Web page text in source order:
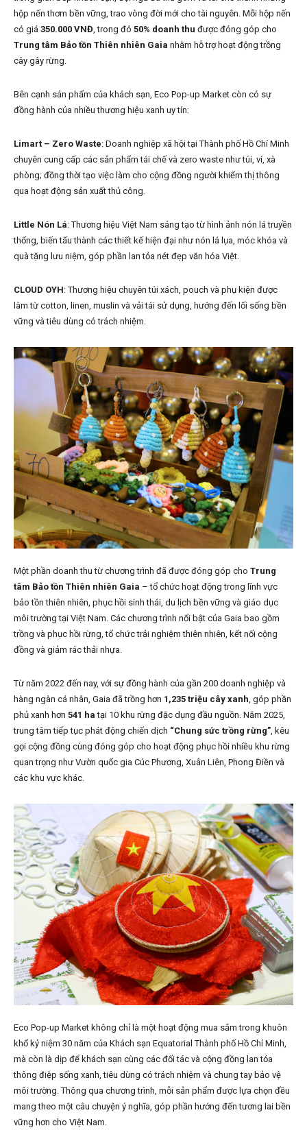
hộp nến thơm bền vững, trao vòng đời mới cho tài nguyên. Mỗi hộp nến
có giá 350.000 VNĐ, trong đó 50% doanh thu được đóng góp cho
Trung tâm Bảo tồn Thiên nhiên Gaia nhằm hỗ trợ hoạt động trồng
cây gây rừng.
Bên cạnh sản phẩm của khách sạn, Eco Pop-up Market còn có sự
đồng hành của nhiều thương hiệu xanh uy tín:
Limart – Zero Waste: Doanh nghiệp xã hội tại Thành phố Hồ Chí Minh
chuyên cung cấp các sản phẩm tái chế và zero waste như túi, ví, xà
phòng; đồng thời tạo việc làm cho cộng đồng người khiếm thị thông
qua hoạt động sản xuất thủ công.
Little Nón Lá: Thương hiệu Việt Nam sáng tạo từ hình ảnh nón lá truyền
thống, biến tấu thành các thiết kế hiện đại như nón lá lụa, móc khóa và
quà tặng lưu niệm, góp phần lan tỏa nét đẹp văn hóa Việt.
CLOUD OYH: Thương hiệu chuyên túi xách, pouch và phụ kiện được
làm từ cotton, linen, muslin và vải tái sử dụng, hướng đến lối sống bền
vững và tiêu dùng có trách nhiệm.
Một phần doanh thu từ chương trình đã được đóng góp cho Trung
tâm Bảo tồn Thiên nhiên Gaia – tổ chức hoạt động trong lĩnh vực
bảo tồn thiên nhiên, phục hồi sinh thái, du lịch bền vững và giáo dục
môi trường tại Việt Nam. Các chương trình nổi bật của Gaia bao gồm
trồng và phục hồi rừng, tổ chức trải nghiệm thiên nhiên, kết nối cộng
đồng và giảm rác thải nhựa.
Từ năm 2022 đến nay, với sự đồng hành của gần 200 doanh nghiệp và
hàng ngàn cá nhân, Gaia đã trồng hơn 1,235 triệu cây xanh, góp phần
phủ xanh hơn 541 ha tại 10 khu rừng đặc dụng đầu nguồn. Năm 2025,
trung tâm tiếp tục phát động chiến dịch “Chung sức trồng rừng”, kêu
gọi cộng đồng cùng đóng góp cho hoạt động phục hồi nhiều khu rừng
quan trọng như Vườn quốc gia Cúc Phương, Xuân Liên, Phong Điền và
các khu vực khác.
Eco Pop-up Market không chỉ là một hoạt động mua sắm trong khuôn
khổ kỷ niệm 30 năm của Khách sạn Equatorial Thành phố Hồ Chí Minh,
mà còn là dịp để khách sạn cùng các đối tác và cộng đồng lan tỏa
thông điệp sống xanh, tiêu dùng có trách nhiệm và chung tay bảo vệ
môi trường. Thông qua chương trình, mỗi sản phẩm được lựa chọn đều
mang theo một câu chuyện ý nghĩa, góp phần hướng đến tương lai bền
vững hơn cho Việt Nam.